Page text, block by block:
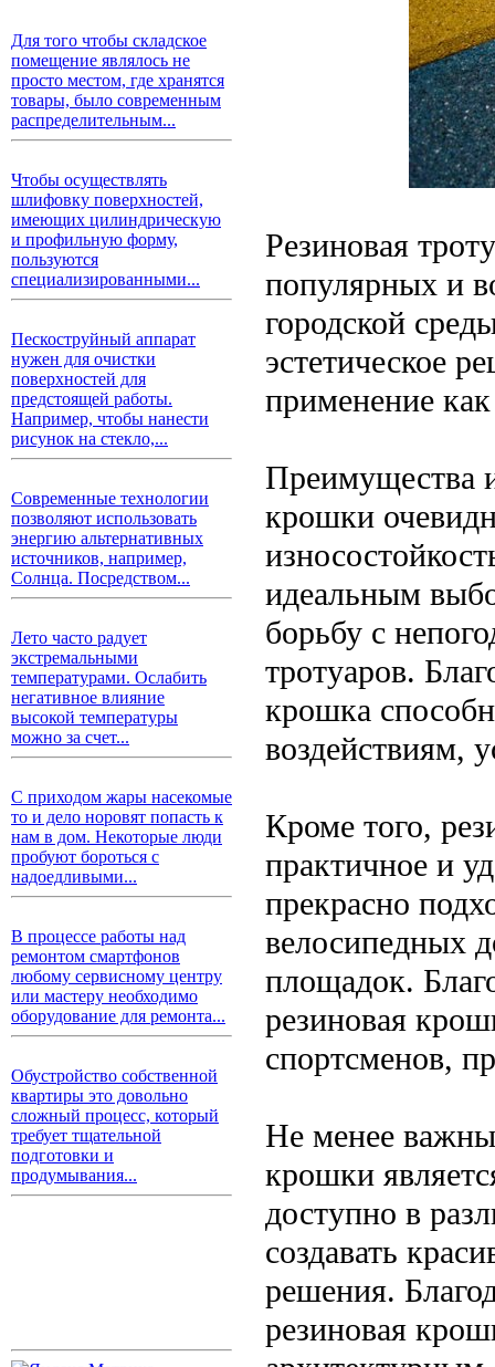
Для того чтобы складское
помещение являлось не
просто местом, где хранятся
товары, было современным
распределительным...
Чтобы осуществлять
шлифовку поверхностей,
имеющих цилиндрическую
и профильную форму,
пользуются
специализированными...
Пескоструйный аппарат
нужен для очистки
поверхностей для
предстоящей работы.
Например, чтобы нанести
рисунок на стекло,...
Современные технологии
позволяют использовать
энергию альтернативных
источников, например,
Солнца. Посредством...
Лето часто радует
экстремальными
температурами. Ослабить
негативное влияние
высокой температуры
можно за счет...
С приходом жары насекомые
то и дело норовят попасть к
нам в дом. Некоторые люди
пробуют бороться с
надоедливыми...
В процессе работы над
ремонтом смартфонов
любому сервисному центру
или мастеру необходимо
оборудование для ремонта...
Обустройство собственной
квартиры это довольно
сложный процесс, который
требует тщательной
подготовки и
продумывания...
Резиновая
популярных и
городской
эстетическое
применение
Преимущества
крошки
идеальным
борьбу с
тротуаров.
крошка
воздействиям,
Кроме того,
практичное и
прекрасно
велосипедных
площадок.
резиновая
спортсменов,
Не менее
крошки
доступно в
создавать
решения.
резиновая